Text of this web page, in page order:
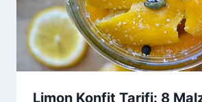
Limon Konfit Tarifi: 8